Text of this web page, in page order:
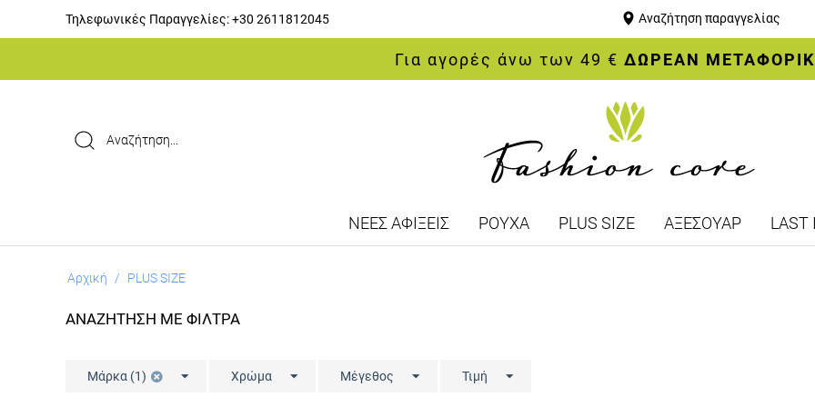
Τηλεφωνικές Παραγγελίες:+30 2611812045 Αναζήτηση παραγγελίας
Για αγορές άνω των 49 € ΔΩΡΕΑΝ
ΝΕΕΣ ΑΦΙΞΕΙΣ ΡΟΥΧΑ PLUS SIZE ΑΞΕΣΟΥΑΡ LAST
Αρχική / PLUS SIZE
ΑΝΑΖΗΤΗΣΗ ΜΕ ΦΙΛΤΡΑ
Μάρκα (1) Χρώμα Μέγεθος Τιμή